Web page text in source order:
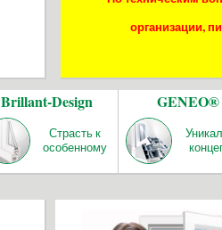
организации,
Brillant-Design
Страсть к
особенному
GENEO®